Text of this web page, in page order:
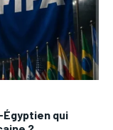
Égyptien qui